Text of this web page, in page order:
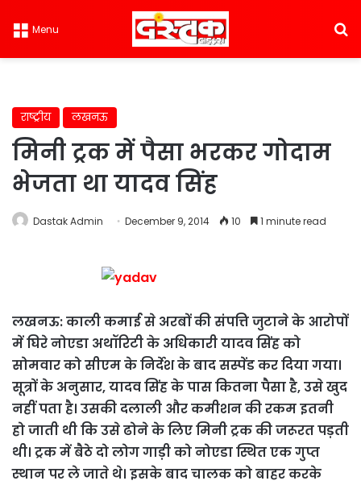
Menu
राष्ट्रीय लखनऊ
मिनी ट्रक में पैसा भरकर गोदाम
भेजता था यादव सिंह
Dastak Admin December 9, 2014 10 1 minute read
लखनऊ: काली कमाई से अरबों की संपत्ति जुटाने के आरोपों
में घिरे नोएडा अथॉरिटी के अधिकारी यादव सिंह को
सोमवार को सीएम के निर्देश के बाद सस्पेंड कर दिया गया।
सूत्रों के अनुसार, यादव सिंह के पास कितना पैसा है, उसे खुद
नहीं पता है। उसकी दलाली और कमीशन की रकम इतनी
हो जाती थी कि उसे ढोने के लिए मिनी ट्रक की जरूरत पड़ती
थी। ट्रक में बैठे दो लोग गाड़ी को नोएडा स्थित एक गुप्त
स्थान पर ले जाते थे। इसके बाद चालक को बाहर करके